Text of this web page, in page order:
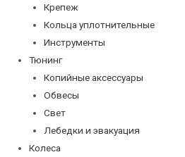
Крепеж
Кольца уплотнительные
Инструменты
Тюнинг
Копийные аксессуары
Обвесы
Свет
Лебедки и эвакуация
Колеса